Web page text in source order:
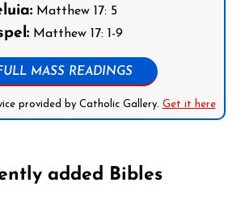
Matthew 17: 5
Matthew 17: 1-9
MASS READINGS
provided by Catholic Gallery. Get it here
added Bibles